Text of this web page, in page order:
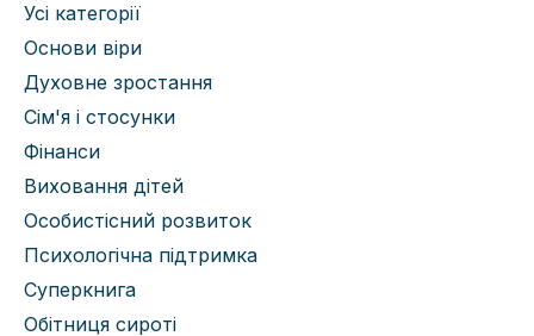
Усі категорії
Основи віри
Духовне зростання
Сім'я і стосунки
Фінанси
Виховання дітей
Особистісний розвиток
Психологічна підтримка
Суперкнига
Обітниця сироті